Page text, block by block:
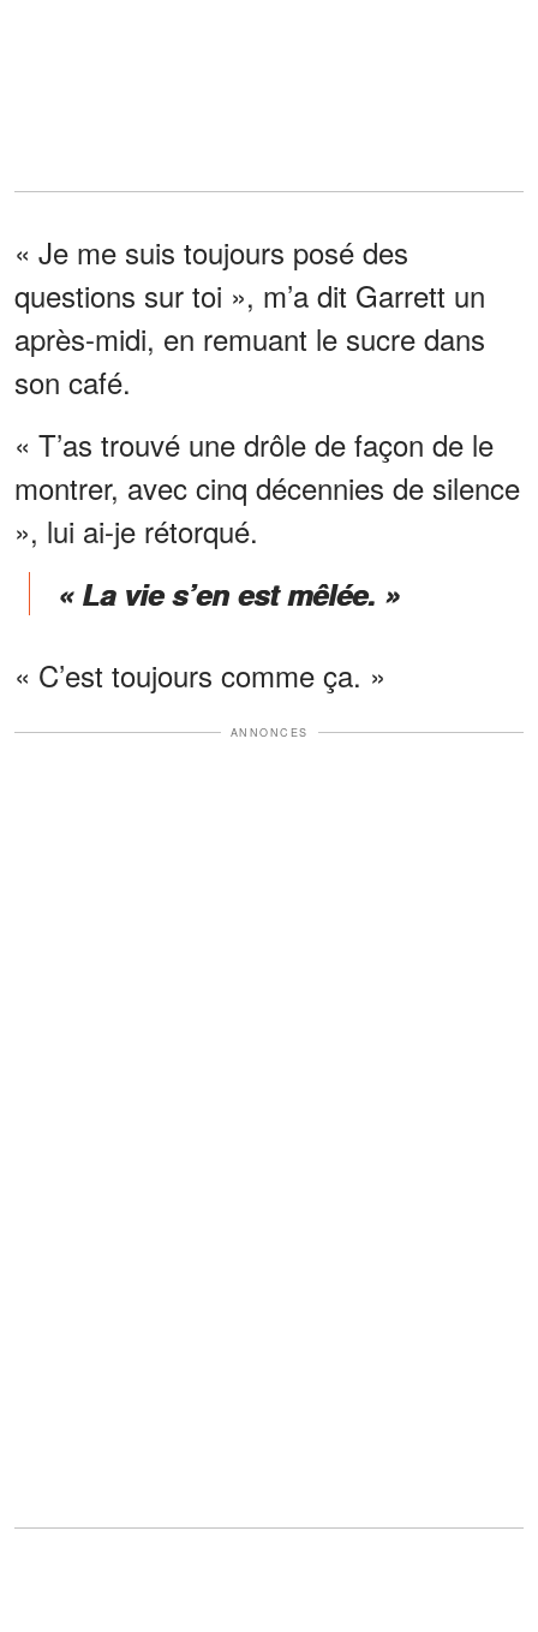
« Je me suis toujours posé des
questions sur toi », m’a dit Garrett un
après-midi, en remuant le sucre dans
son café.
« T’as trouvé une drôle de façon de le
montrer, avec cinq décennies de silence
», lui ai-je rétorqué.
« La vie s’en est mêlée. »
« C’est toujours comme ça. »
ANNONCES